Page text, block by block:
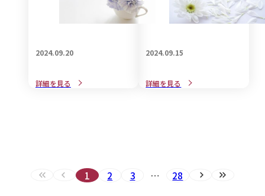
2024.09.20
意外と知らない「喪中と忌
詳細を見る
2024.09.15
近年、話題のご遺族に対す
詳細を見る
最初へ（現在のページ）
前へ（現在のページ）
1 2 3 … 28 次へ 最後へ